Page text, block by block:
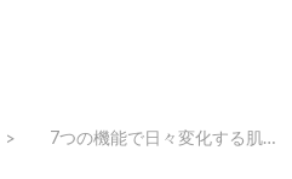
7つの機能で日々変化する肌状態や悩みにアプローチ マルチケア美顔器『UUUNI BrightUp RF Lifter』新登場